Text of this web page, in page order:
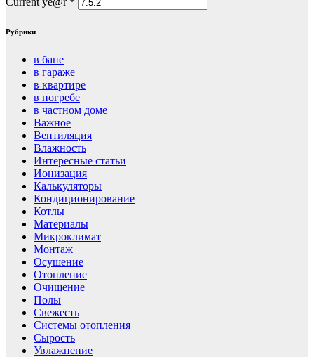
Рубрики
в бане
в гараже
в квартире
в погребе
в частном доме
Важное
Вентиляция
Влажность
Интересные статьи
Ионизация
Калькуляторы
Кондиционирование
Котлы
Материалы
Микроклимат
Монтаж
Осушение
Отопление
Очищение
Полы
Свежесть
Системы отопления
Сырость
Увлажнение